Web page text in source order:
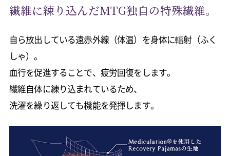
繊維に練り込んだMTG独自の特殊繊維。
自ら放出している遠赤外線（体温）を身体に輻射（ふく
しゃ）。
血行を促進することで、疲労回復をします。
繊維自体に練り込まれているため、
洗濯を繰り返しても機能を発揮します。